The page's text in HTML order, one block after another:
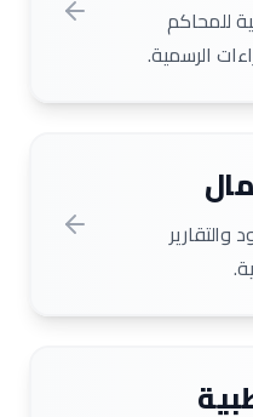
للمحاكم
الرسمية.
والتقارير